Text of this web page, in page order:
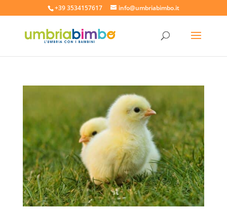
+39 3534157617 info@umbriabimbo.it